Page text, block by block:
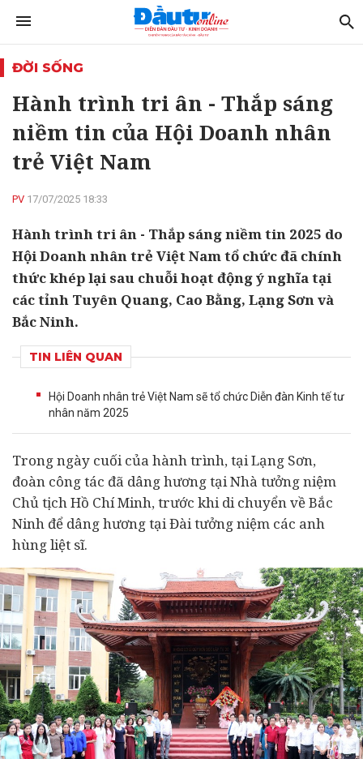
ĐỜI SỐNG
Hành trình tri ân - Thắp sáng
niềm tin của Hội Doanh nhân
trẻ Việt Nam
PV 17/07/2025 18:33
Hành trình tri ân - Thắp sáng niềm tin 2025 do
Hội Doanh nhân trẻ Việt Nam tổ chức đã chính
thức khép lại sau chuỗi hoạt động ý nghĩa tại
các tỉnh Tuyên Quang, Cao Bằng, Lạng Sơn và
Bắc Ninh.
TIN LIÊN QUAN
Hội Doanh nhân trẻ Việt Nam sẽ tổ chức Diễn đàn Kinh tế tư
nhân năm 2025
Trong ngày cuối của hành trình, tại Lạng Sơn,
đoàn công tác đã dâng hương tại Nhà tưởng niệm
Chủ tịch Hồ Chí Minh, trước khi di chuyển về Bắc
Ninh để dâng hương tại Đài tưởng niệm các anh
hùng liệt sĩ.